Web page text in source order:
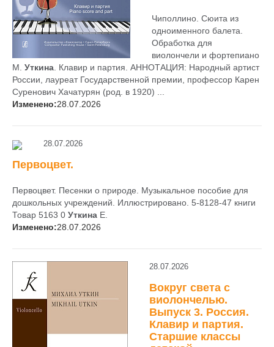
Чиполлино. Сюита из
одноименного балета.
Обработка для
виолончели и фортепиано
М. Уткина . Клавир и партия. АННОТАЦИЯ: Народный артист
России, лауреат Государственной премии, профессор Карен
Суренович Хачатурян (род. в 1920) ...
Изменено:28.07.2026
28.07.2026
Первоцвет.
Первоцвет. Песенки о природе. Музыкальное пособие для
дошкольных учреждений. Иллюстрировано. 5-8128-47 книги
Товар 5163 0 Уткина Е.
Изменено:28.07.2026
28.07.2026
Вокруг света с
виолончелью.
Выпуск 3. Россия.
Клавир и партия.
Старшие классы